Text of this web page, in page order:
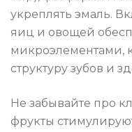
укреплять эмаль.
яиц и овощей
микроэлементами,
структуру зубов и
Не забывайте про
фрукты